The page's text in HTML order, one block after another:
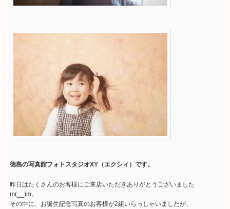
徳島の写真館フォトスタジオXY（エクシィ）です。
昨日はたくさんのお客様にご来店いただきありがとうございました
m(__)m。
その中に、お誕生記念写真のお客様が2組いらっしゃいましたが、